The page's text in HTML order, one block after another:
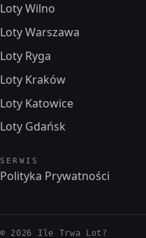
Loty Wilno
Loty Warszawa
Loty Ryga
Loty Kraków
Loty Katowice
Loty Gdańsk
SERWIS
Polityka Prywatności
© 2026 Ile Trwa Lot?